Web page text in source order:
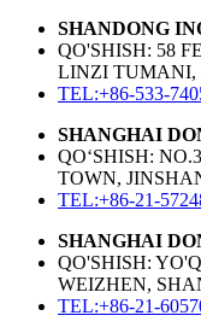
SHANDONG
QO'SHISH: 58
LINZI TUMANI,
TEL:+86-533-
SHANGHAI
QO‘SHISH:
TOWN,
TEL:+86-21-
SHANGHAI
QO'SHISH:
WEIZHEN,
TEL:+86-21-